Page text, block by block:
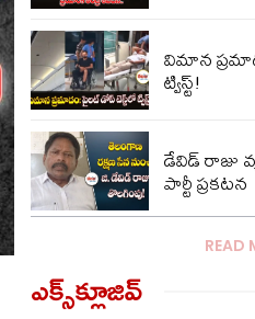
విమాన
ట్విస్ట్​!
డేవిడ్ రాజు
పార్టీ ప్రకటన
READ
ఎక్స్‌క్లూజివ్‌